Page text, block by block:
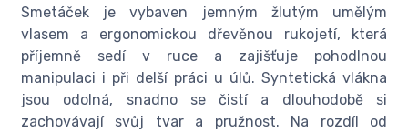
Smetáček je vybaven jemným žlutým umělým
vlasem a ergonomickou dřevěnou rukojetí, která
příjemně sedí v ruce a zajišťuje pohodlnou
manipulaci i při delší práci u úlů. Syntetická vlákna
jsou odolná, snadno se čistí a dlouhodobě si
zachovávají svůj tvar a pružnost. Na rozdíl od